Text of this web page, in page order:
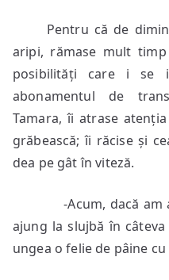
Pentru că de
aripi, rămase mult
posibilități care i se
abonamentul de
Tamara, îi atrase
grăbească; îi răcise și
dea pe gât în viteză.
-Acum, dacă am
ajung la slujbă în
ungea o felie de pâine